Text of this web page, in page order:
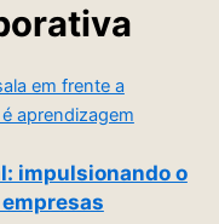
impulsionando o